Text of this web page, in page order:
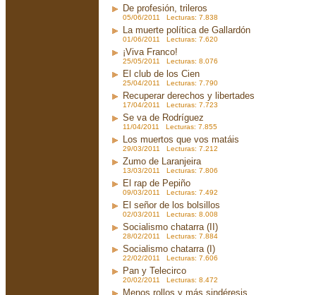
De profesión, trileros
05/06/2011 Lecturas: 7.838
La muerte política de Gallardón
01/06/2011 Lecturas: 7.620
¡Viva Franco!
25/05/2011 Lecturas: 8.076
El club de los Cien
25/04/2011 Lecturas: 7.790
Recuperar derechos y libertades
17/04/2011 Lecturas: 7.723
Se va de Rodríguez
11/04/2011 Lecturas: 7.855
Los muertos que vos matáis
29/03/2011 Lecturas: 7.212
Zumo de Laranjeira
13/03/2011 Lecturas: 7.806
El rap de Pepiño
09/03/2011 Lecturas: 7.492
El señor de los bolsillos
02/03/2011 Lecturas: 8.008
Socialismo chatarra (II)
28/02/2011 Lecturas: 7.884
Socialismo chatarra (I)
22/02/2011 Lecturas: 7.606
Pan y Telecirco
20/02/2011 Lecturas: 8.472
Menos rollos y más sindéresis